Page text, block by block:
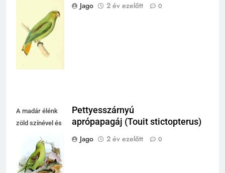
és részletes
tollazatával
vonzza a
figyelmet.
Jago
2 év ezelőtt 0
A madár élénk
zöld színével és
ágat tartó
csőrével a
természet
szépségét idézi.
Pettyesszárnyú
aprópapagáj (Touit stictopterus)
Jago
2 év ezelőtt 0